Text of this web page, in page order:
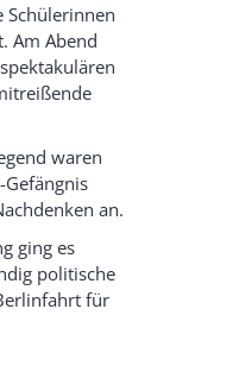
Schülerinnen
Am Abend
waren
an.
ging es
politische
für